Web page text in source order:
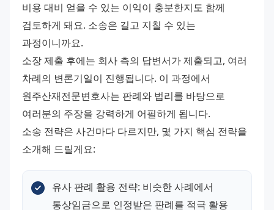
비용 대비 얻을 수 있는 이익이 충분한지도 함께
검토하게 돼요. 소송은 길고 지칠 수 있는
과정이니까요.
소장 제출 후에는 회사 측의 답변서가 제출되고, 여러
차례의 변론기일이 진행됩니다. 이 과정에서
원주산재전문변호사는 판례와 법리를 바탕으로
여러분의 주장을 강력하게 어필하게 됩니다.
소송 전략은 사건마다 다르지만, 몇 가지 핵심 전략을
소개해 드릴게요:
유사 판례 활용 전략: 비슷한 사례에서
통상임금으로 인정받은 판례를 적극 활용